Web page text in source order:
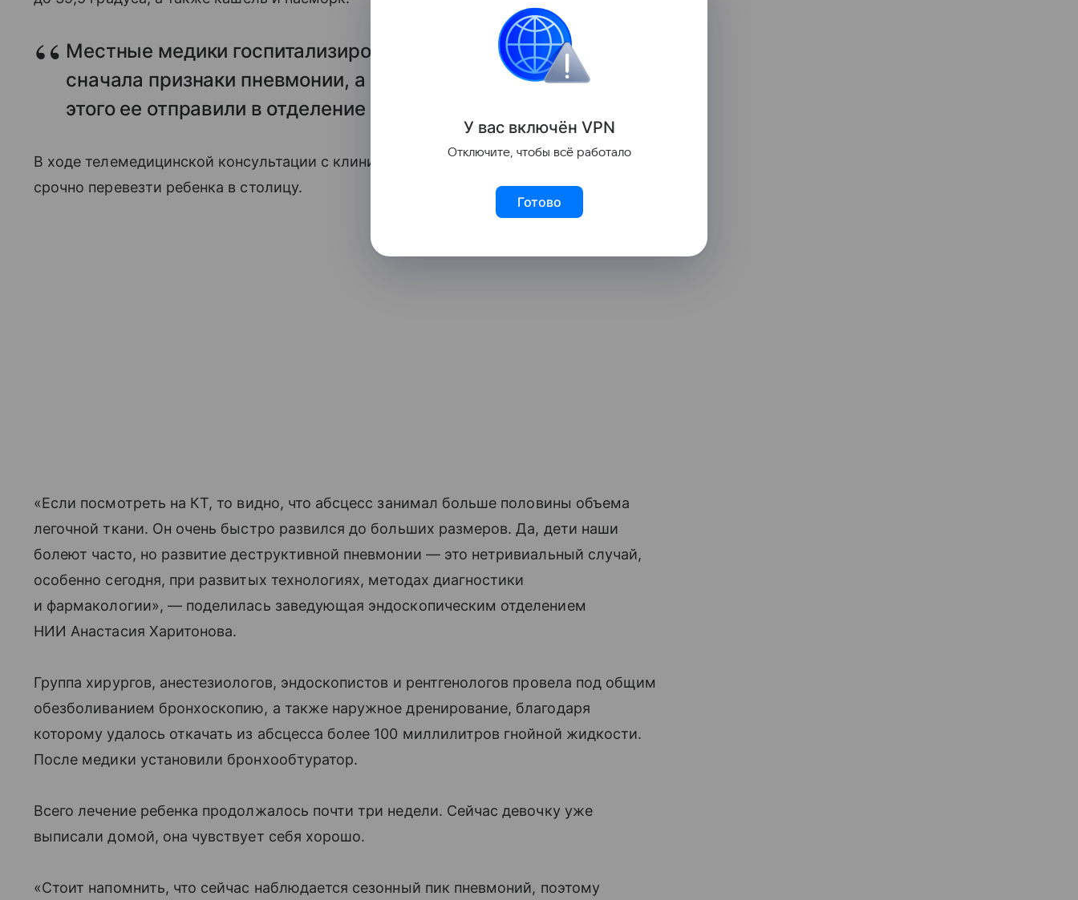
Местные медики госпитализировали ребенка, выявив у нее
сначала признаки пневмонии, а позднее — абсцесс. После
этого ее отправили в отделение реанимации.
В ходе телемедицинской консультации с клиникой доктора Рошаля было решено
срочно перевезти ребенка в столицу.
«Если посмотреть на КТ, то видно, что абсцесс занимал больше половины объема
легочной ткани. Он очень быстро развился до больших размеров. Да, дети наши
болеют часто, но развитие деструктивной пневмонии — это нетривиальный случай,
особенно сегодня, при развитых технологиях, методах диагностики
и фармакологии», — поделилась заведующая эндоскопическим отделением
НИИ Анастасия Харитонова.
Группа хирургов, анестезиологов, эндоскопистов и рентгенологов провела под общим
обезболиванием бронхоскопию, а также наружное дренирование, благодаря
которому удалось откачать из абсцесса более 100 миллилитров гнойной жидкости.
После медики установили бронхообтуратор.
Всего лечение ребенка продолжалось почти три недели. Сейчас девочку уже
выписали домой, она чувствует себя хорошо.
«Стоит напомнить, что сейчас наблюдается сезонный пик пневмоний, поэтому
У вас включён VPN
Отключите, чтобы всё работало
Готово